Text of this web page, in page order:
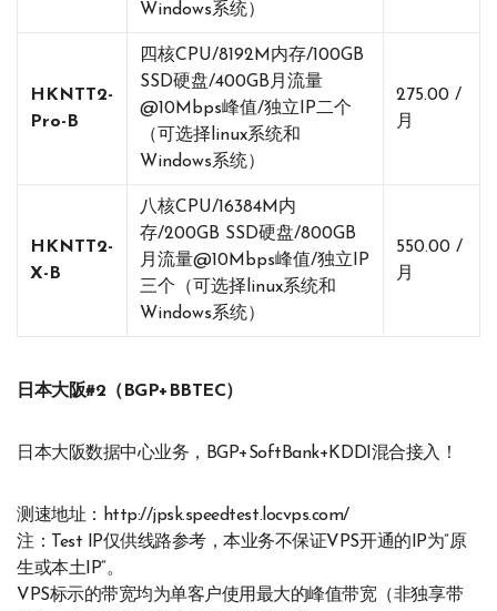
Windows系统）
HKNTT2-
Pro-B
四核CPU/8192M内存/100GB
SSD硬盘/400GB月流量
@10Mbps峰值/独立IP二个
（可选择linux系统和
Windows系统）
275.00 /
月
HKNTT2-
X-B
八核CPU/16384M内
存/200GB SSD硬盘/800GB
月流量@10Mbps峰值/独立IP
三个（可选择linux系统和
Windows系统）
550.00 /
月
日本大阪#2（BGP+BBTEC）
日本大阪数据中心业务，BGP+SoftBank+KDDI混合接入！
测速地址：http://jpsk.speedtest.locvps.com/
注：Test IP仅供线路参考，本业务不保证VPS开通的IP为”原
生或本土IP“。
VPS标示的带宽均为单客户使用最大的峰值带宽（非独享带